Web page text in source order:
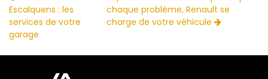
Escalquens : les
services de votre
garage
chaque problème, Renault se
charge de votre véhicule